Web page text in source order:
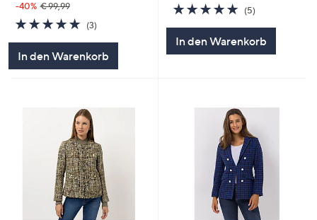
-40% € 99,99
5.0
von
(3)3
In den Warenkorb
5.0
von
(5)5
In den Warenkorb